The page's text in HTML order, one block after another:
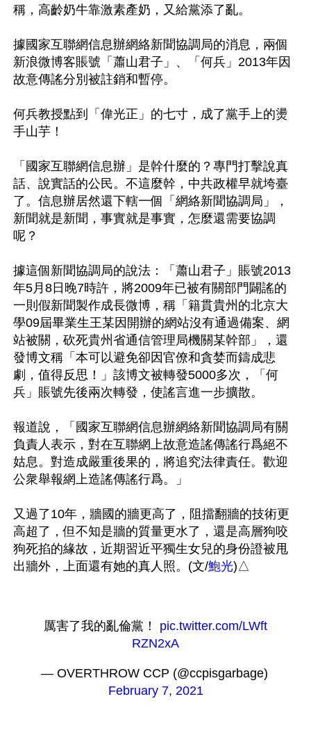
稱，高齡奶牛靠激素產奶，又給黨添了亂。
據國家互聯網信息辦網絡新聞協調局的消息，兩個
新浪微博客賬號「蕭山君子」、「何兵」2013年因
故意傳謠分別被註銷和暫停。
何兵教授點到「偉光正」的七寸，成了黨手上的燙
手山芋！
「國家互聯網信息辦」是幹什麼的？專門打擊說真
話、說實話的公民。不這麼幹，中共政權早就垮臺
了。信息辦居然還下轄一個「網絡新聞協調局」，
新聞就是新聞，事實就是事實，怎麼還需要協調
呢？
據這個新聞協調局的說法：「蕭山君子」賬號2013
年5月8日晚7時許，將2009年已被有關部門闢謠的
一則假新聞製作成長微博，稱「籍貫貴州的北京大
學09屆畢業生王某因開辦的網站沒有通過備案、網
站被關，砍死貴州省通信管理局機關某幹部」，還
發博文稱「本可以避免卻因官僚和貪婪而鑄成悲
劇，值得反思！」該博文被轉發5000多次，「何
兵」賬號先後兩次轉發，使謠言進一步擴散。
報道說，「國家互聯網信息辦網絡新聞協調局有關
負責人表示，對在互聯網上故意造謠傳謠行爲絕不
姑息。對造成嚴重後果的，將追究法律責任。歡迎
公衆舉報網上造謠傳謠行爲。」
又過了10年，牆國的牆更高了，阻擋翻牆的技術更
高超了，但不知是牆的質量更水了，還是高層狗咬
狗死掐的緣故，近期習近平獨生女兒的身份證被甩
出牆外，上面還有她的真人照。(文/鮑光
厲害了我的亂倫黨！ pic.twitter.com/LWft
RZN2xA
February 7, 2021